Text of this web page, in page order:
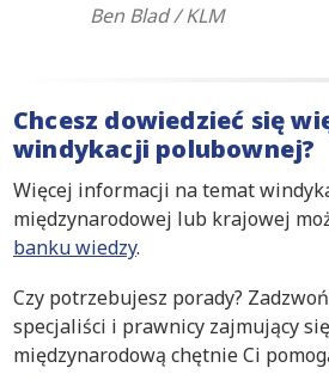
Ben Blad / KLM
Chcesz dowiedzieć się
windykacji polubownej?
Więcej informacji na temat
międzynarodowej lub krajowej
banku wiedzy.
Czy potrzebujesz porady?
specjaliści i prawnicy zajmujący
międzynarodową chętnie Ci